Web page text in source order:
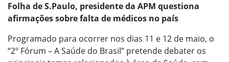
Folha de S.Paulo, presidente da APM questiona
afirmações sobre falta de médicos no país
Programado para ocorrer nos dias 11 e 12 de maio, o
“2º Fórum – A Saúde do Brasil” pretende debater os